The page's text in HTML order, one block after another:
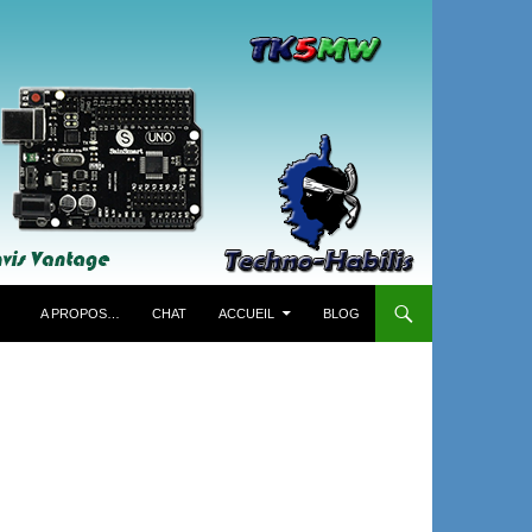
A PROPOS… CHAT ACCUEIL BLOG